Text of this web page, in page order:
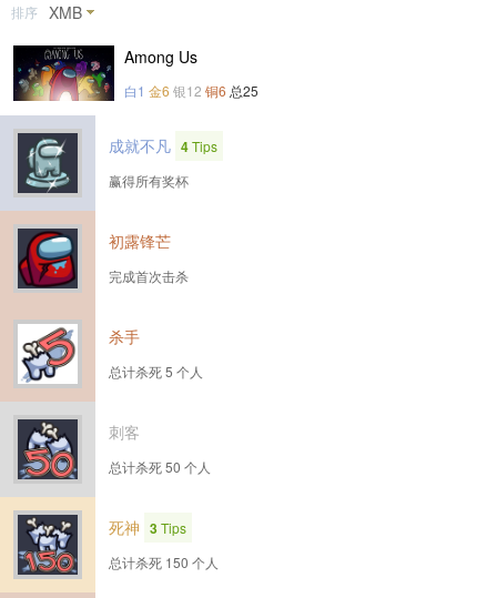
排序 XMB
Among Us
白1 金6 银12 铜6 总25
成就不凡 4Tips
赢得所有奖杯
初露锋芒
完成首次击杀
杀手
总计杀死 5 个人
刺客
总计杀死 50 个人
死神 3Tips
总计杀死 150 个人